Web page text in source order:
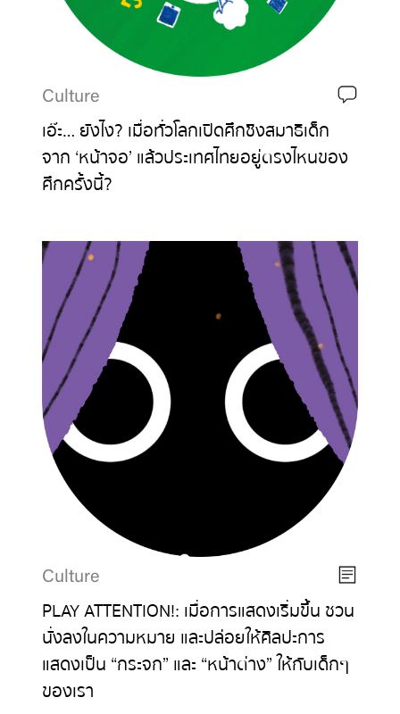
Culture
เอ๊ะ… ยังไง? เมื่อทั่วโลกเปิดศึกชิงสมาธิเด็ก
จาก ‘หน้าจอ’ แล้วประเทศไทยอยู่ตรงไหนของ
ศึกครั้งนี้?
Culture
PLAY ATTENTION!: เมื่อการแสดงเริ่มขึ้น ชวน
นั่งลงในความหมาย และปล่อยให้ศิลปะการ
แสดงเป็น “กระจก” และ “หน้าต่าง” ให้กับเด็กๆ
ของเรา